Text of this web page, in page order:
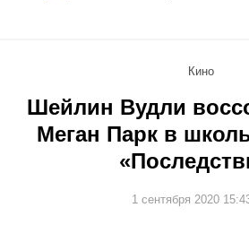
Кино
Шейлин Вудли
Меган Парк в
1 сентября 2020